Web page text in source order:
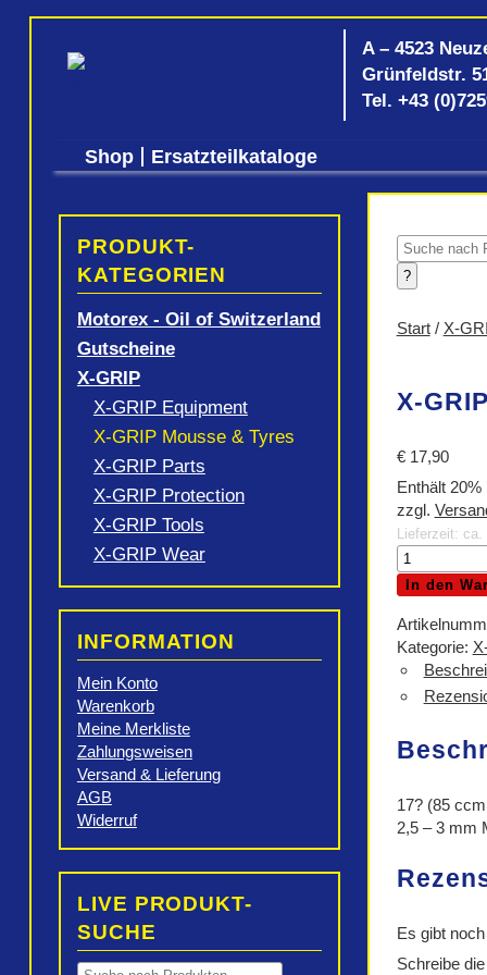
A – 4523
Grünfeldstr.
Tel. +43
Shop Ersatzteilkataloge
PRODUKT-
KATEGORIEN
Motorex - Oil of Switzerland
Gutscheine
X-GRIP
X-GRIP Equipment
X-GRIP Mousse & Tyres
X-GRIP Parts
X-GRIP Protection
X-GRIP Tools
X-GRIP Wear
INFORMATION
Mein Konto
Warenkorb
Meine Merkliste
Zahlungsweisen
Versand & Lieferung
AGB
Widerruf
LIVE PRODUKT-
SUCHE
Products
search
?
Start/ X-
X-
€17,90
Enthält 20%
zzgl.
Lieferzeit: ca.
X-
GRIP
Schlauch
70/100-
17-
HD
Menge
In den
Kategorie:
17? (85
2,5 – 3 mm
Es gibt
Schreibe